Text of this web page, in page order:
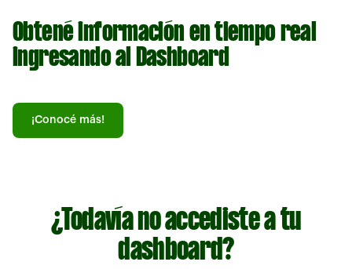
Obtené información en tiempo real
ingresando al Dashboard
¡Conocé más!
¿Todavía no accediste a tu
dashboard?